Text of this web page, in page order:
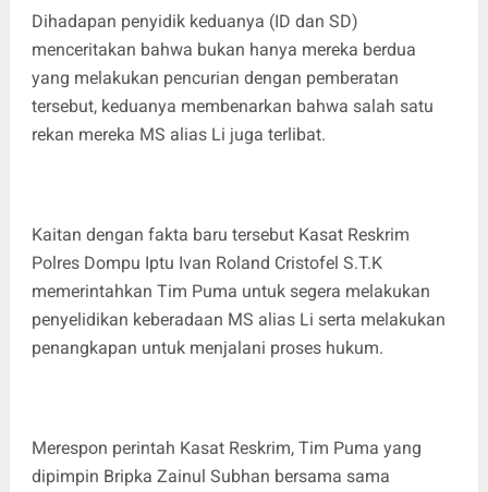
Dihadapan penyidik keduanya (ID dan SD)
menceritakan bahwa bukan hanya mereka berdua
yang melakukan pencurian dengan pemberatan
tersebut, keduanya membenarkan bahwa salah satu
rekan mereka MS alias Li juga terlibat.
Kaitan dengan fakta baru tersebut Kasat Reskrim
Polres Dompu Iptu Ivan Roland Cristofel S.T.K
memerintahkan Tim Puma untuk segera melakukan
penyelidikan keberadaan MS alias Li serta melakukan
penangkapan untuk menjalani proses hukum.
Merespon perintah Kasat Reskrim, Tim Puma yang
dipimpin Bripka Zainul Subhan bersama sama